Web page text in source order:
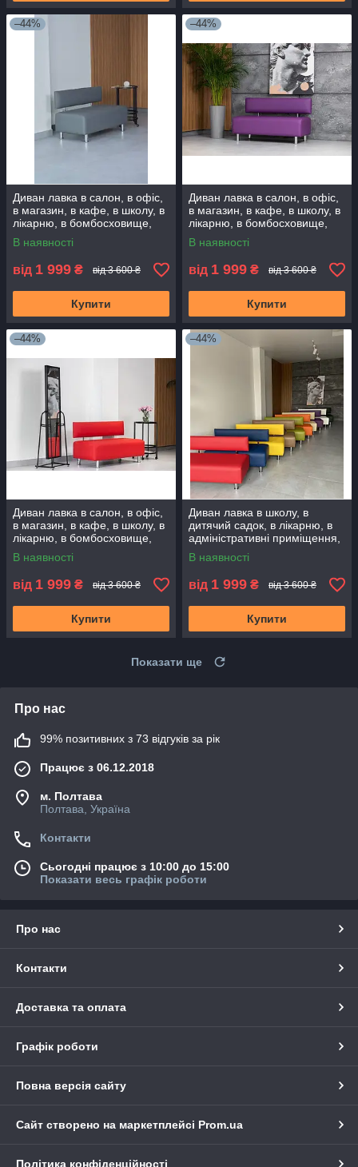
–44%
Диван лавка в салон, в офіс,
в магазин, в кафе, в школу, в
лікарню, в бомбосховище,
додому. Диванчик очікування
В наявності
від 1 999 ₴ від 3 600 ₴
Купити
–44%
Диван лавка в салон, в офіс,
в магазин, в кафе, в школу, в
лікарню, в бомбосховище,
додому. Диванчик очікування
В наявності
від 1 999 ₴ від 3 600 ₴
Купити
–44%
Диван лавка в салон, в офіс,
в магазин, в кафе, в школу, в
лікарню, в бомбосховище,
додому. Диванчик очікування
В наявності
від 1 999 ₴ від 3 600 ₴
Купити
–44%
Диван лавка в школу, в
дитячий садок, в лікарню, в
адміністративні приміщення,
в бомбосховища, в офіс
В наявності
від 1 999 ₴ від 3 600 ₴
Купити
Показати ще
Про нас
99% позитивних з 73 відгуків за рік
Працює з 06.12.2018
м. Полтава
Полтава, Україна
Контакти
Сьогодні працює з 10:00 до 15:00
Показати весь графік роботи
Про нас
Контакти
Доставка та оплата
Графік роботи
Повна версія сайту
Сайт створено на маркетплейсі Prom.ua
Політика конфіденційності